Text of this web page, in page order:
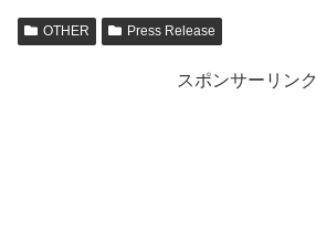
OTHER Press Release
スポンサーリンク